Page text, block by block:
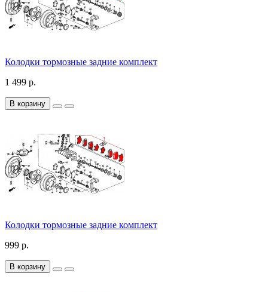
Колодки тормозные задние комплект
1 499 р.
В корзину
Колодки тормозные задние комплект
999 р.
В корзину